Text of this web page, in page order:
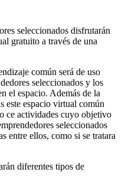
seleccionados disfrutarán
gratuito a través de una
común será de uso
seleccionados y los
el espacio. Además de la
este espacio virtual común
ce actividades cuyo objetivo
seleccionados
entre ellos, como si se tratara
diferentes tipos de